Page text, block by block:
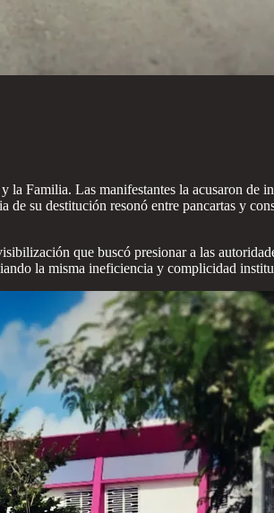
Familia. Las manifestantes la acusaron de
su destitución resonó entre pancartas y
que buscó presionar a las
la misma ineficiencia y complicidad